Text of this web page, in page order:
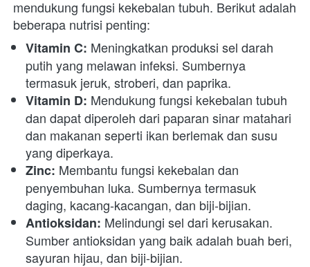
mendukung fungsi kekebalan tubuh. Berikut adalah
beberapa nutrisi penting:
Vitamin C: Meningkatkan produksi sel darah
putih yang melawan infeksi. Sumbernya
termasuk jeruk, stroberi, dan paprika.
Vitamin D: Mendukung fungsi kekebalan tubuh
dan dapat diperoleh dari paparan sinar matahari
dan makanan seperti ikan berlemak dan susu
yang diperkaya.
Zinc: Membantu fungsi kekebalan dan
penyembuhan luka. Sumbernya termasuk
daging, kacang-kacangan, dan biji-bijian.
Antioksidan: Melindungi sel dari kerusakan.
Sumber antioksidan yang baik adalah buah beri,
sayuran hijau, dan biji-bijian.